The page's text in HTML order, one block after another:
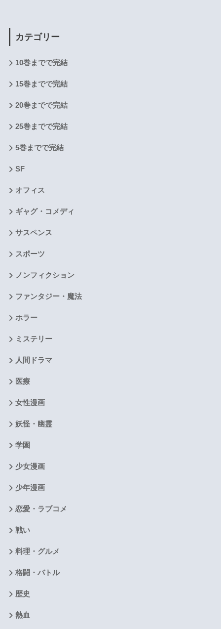
カテゴリー
10巻までで完結
15巻までで完結
20巻までで完結
25巻までで完結
5巻までで完結
SF
オフィス
ギャグ・コメディ
サスペンス
スポーツ
ノンフィクション
ファンタジー・魔法
ホラー
ミステリー
人間ドラマ
医療
女性漫画
妖怪・幽霊
学園
少女漫画
少年漫画
恋愛・ラブコメ
戦い
料理・グルメ
格闘・バトル
歴史
熱血